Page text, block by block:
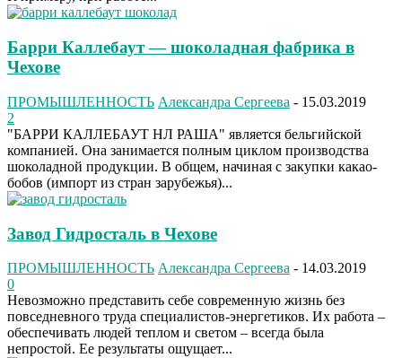
Барри Каллебаут — шоколадная фабрика в
Чехове
ПРОМЫШЛЕННОСТЬ Александра Сергеева - 15.03.2019
2
"БАРРИ КАЛЛЕБАУТ НЛ РАША" является бельгийской
компанией. Она занимается полным циклом производства
шоколадной продукции. В общем, начиная с закупки какао-
бобов (импорт из стран зарубежья)...
Завод Гидросталь в Чехове
ПРОМЫШЛЕННОСТЬ Александра Сергеева - 14.03.2019
0
Невозможно представить себе современную жизнь без
повседневного труда специалистов-энергетиков. Их работа –
обеспечивать людей теплом и светом – всегда была
непростой. Ее результаты ощущает...